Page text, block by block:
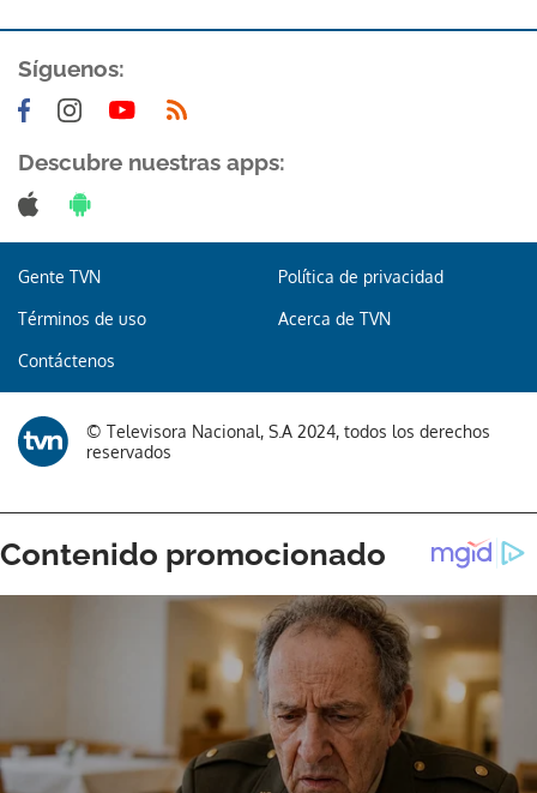
Gracias por suscribirte a nuestro boletín.
Síguenos:
Descubre nuestras apps:
Gente TVN Política de privacidad
Términos de uso Acerca de TVN
Contáctenos
© Televisora Nacional, S.A 2024, todos los derechos
reservados